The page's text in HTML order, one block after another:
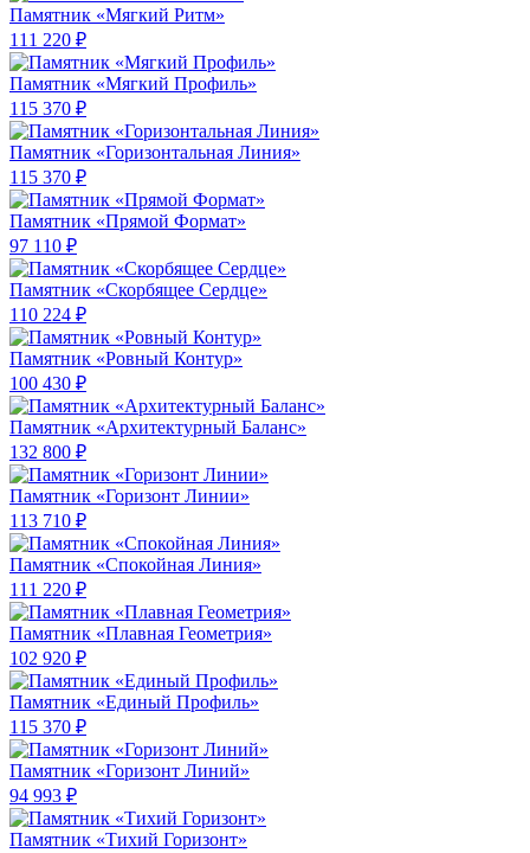
Памятник «Мягкий Ритм»
111 220 ₽
Памятник «Мягкий Профиль»
115 370 ₽
Памятник «Горизонтальная Линия»
115 370 ₽
Памятник «Прямой Формат»
97 110 ₽
Памятник «Скорбящее Сердце»
110 224 ₽
Памятник «Ровный Контур»
100 430 ₽
Памятник «Архитектурный Баланс»
132 800 ₽
Памятник «Горизонт Линии»
113 710 ₽
Памятник «Спокойная Линия»
111 220 ₽
Памятник «Плавная Геометрия»
102 920 ₽
Памятник «Единый Профиль»
115 370 ₽
Памятник «Горизонт Линий»
94 993 ₽
Памятник «Тихий Горизонт»